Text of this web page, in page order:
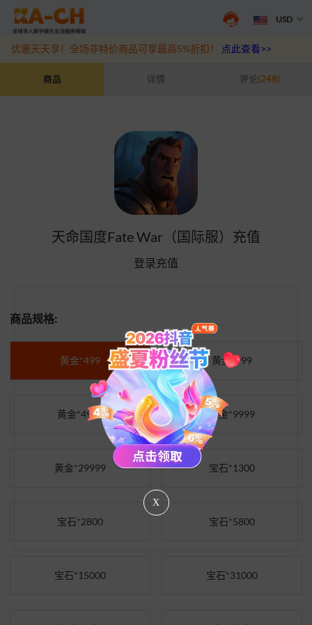
天命国度Fate War（国际服）充值
USD
抖音盛夏宠粉季来袭！抖钻充值最高6%优惠，热门规格更划算点此查
优惠天天享！全场非特价商品可享最高5%折扣！ 点此查看>>
商品 详情 评论(248)
天命国度Fate War（国际服）充值
登录充值
商品规格:
黄金*499 黄金*999
黄金*4999 黄金*9999
黄金*29999 宝石*1300
宝石*2800 宝石*5800
宝石*15000 宝石*31000
X